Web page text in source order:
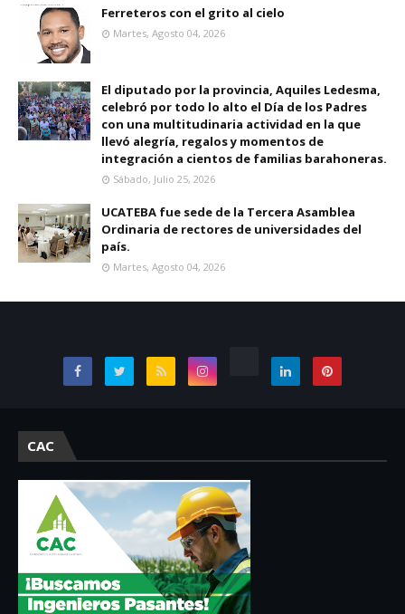
Ferreteros con el grito al cielo
Martes, Agosto 04, 2026
El diputado por la provincia, Aquiles Ledesma,
celebró por todo lo alto el Día de los Padres
con una multitudinaria actividad en la que
llevó alegría, regalos y momentos de
integración a cientos de familias barahoneras.
Sábado, Julio 25, 2026
UCATEBA fue sede de la Tercera Asamblea
Ordinaria de rectores de universidades del
país.
Martes, Agosto 04, 2026
CAC